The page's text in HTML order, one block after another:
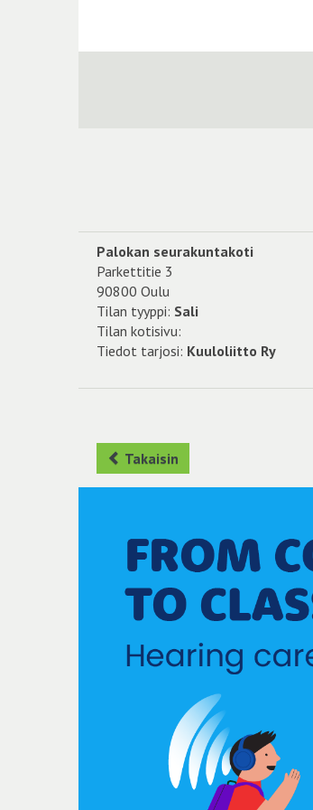
Palokan seurakuntakoti
Parkettitie 3
90800 Oulu
Tilan tyyppi: Sali
Tilan kotisivu:
Tiedot tarjosi: Kuuloliitto Ry
Takaisin